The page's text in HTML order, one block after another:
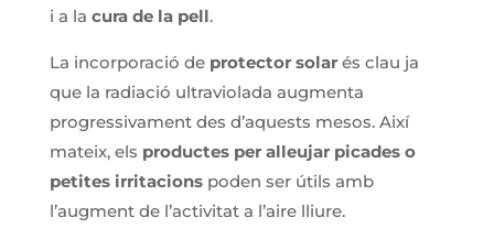
i a la cura de la pell.
La incorporació de protector solarés clau ja
que la radiació ultraviolada augmenta
progressivament des d’aquests mesos. Així
mateix, els productes per alleujar picades o
petites irritacions poden ser útils amb
l’augment de l’activitat a l’aire lliure.